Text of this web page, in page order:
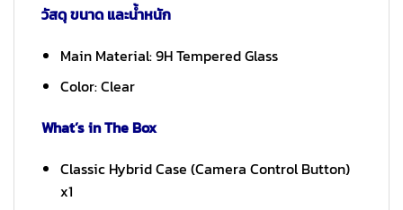
วัสดุ ขนาด และน้ำหนัก
Main Material: 9H Tempered Glass
Color: Clear
What’s in The Box
Classic Hybrid Case (Camera Control Button)
x1